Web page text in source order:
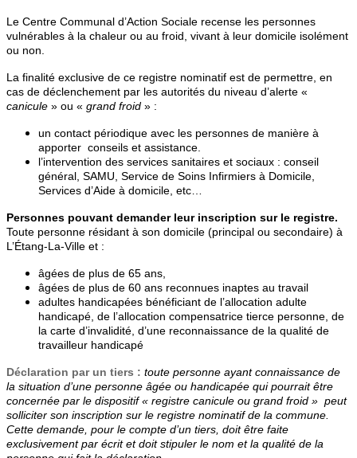
Le Centre Communal d’Action Sociale recense les personnes
vulnérables à la chaleur ou au froid, vivant à leur domicile isolément
ou non.
La finalité exclusive de ce registre nominatif est de permettre, en
cas de déclenchement par les autorités du niveau d’alerte «
canicule » ou « grand froid » :
un contact périodique avec les personnes de manière à
apporter conseils et assistance.
l’intervention des services sanitaires et sociaux : conseil
général, SAMU, Service de Soins Infirmiers à Domicile,
Services d’Aide à domicile, etc…
Personnes pouvant demander leur inscription sur le registre.
Toute personne résidant à son domicile (principal ou secondaire) à
L’Étang-La-Ville et :
âgées de plus de 65 ans,
âgées de plus de 60 ans reconnues inaptes au travail
adultes handicapées bénéficiant de l’allocation adulte
handicapé, de l’allocation compensatrice tierce personne, de
la carte d’invalidité, d’une reconnaissance de la qualité de
travailleur handicapé
Déclaration par un tiers : toute personne ayant connaissance de
la situation d’une personne âgée ou handicapée qui pourrait être
concernée par le dispositif « registre canicule ou grand froid » peut
solliciter son inscription sur le registre nominatif de la commune.
Cette demande, pour le compte d’un tiers, doit être faite
exclusivement par écrit et doit stipuler le nom et la qualité de la